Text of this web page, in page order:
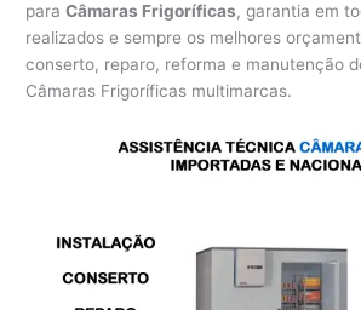
paraCâmaras Frigoríficas, garantia em
realizados e sempre os melhores
conserto, reparo, reforma e manutenção
Câmaras Frigoríficas multimarcas.